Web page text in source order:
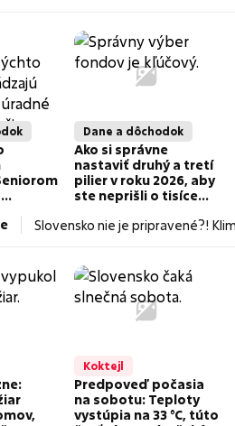
z
Dane a dôchodok
Ako si správne
nastaviť druhý a tretí
pilier v roku 2026, aby
ste neprišli o tisíce
Slovensko nie je pripravené?!
Koktejl
Predpoveď počasia
na sobotu: Teploty
vystúpia na 33 °C, túto